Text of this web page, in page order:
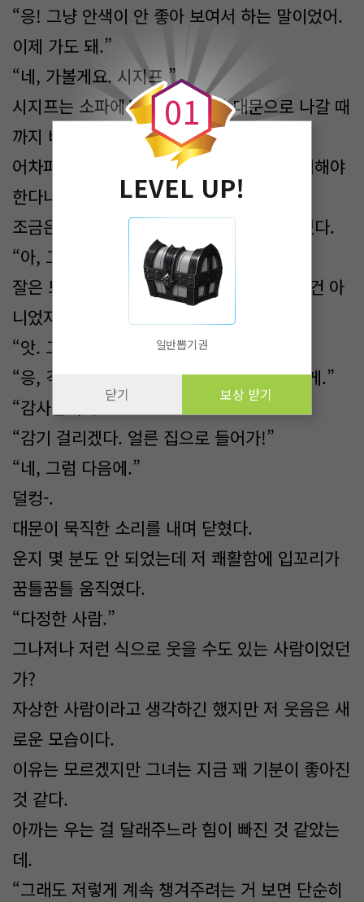
“응! 그냥 안색이 안 좋아 보여서 하는 말이었어.
이제 가도 돼.”
“네, 가볼게요. 시지프.”
시지프는 소파에서 현관을 지나 대문으로 나갈 때
까지 배웅해주었다.
어차피 옆집이라지만 그 잠깐의 거리도 조심해야
한다나 뭐라나.
조금은 어색한 반말을 들으며 인사를 나누었다.
“아, 그리고 가방은 다음에 찾으러 와.
잘은 모르지만, 단순히 소풍 가려고 가져온 건 아
니었지?”
“앗. 그, 이거는-.”
“응, 걱정하지 마. 이건 엄마한텐 비밀로 할게.”
“감사합니다.”
“감기 걸리겠다. 얼른 집으로 들어가!”
“네, 그럼 다음에.”
덜컹-.
대문이 묵직한 소리를 내며 닫혔다.
운지 몇 분도 안 되었는데 저 쾌활함에 입꼬리가
꿈틀꿈틀 움직였다.
“다정한 사람.”
그나저나 저런 식으로 웃을 수도 있는 사람이었던
가?
자상한 사람이라고 생각하긴 했지만 저 웃음은 새
로운 모습이다.
이유는 모르겠지만 그녀는 지금 꽤 기분이 좋아진
것 같다.
아까는 우는 걸 달래주느라 힘이 빠진 것 같았는
데.
“그래도 저렇게 계속 챙겨주려는 거 보면 단순히
0
0
1
LEVEL UP!
일반뽑기권
닫기 보상 받기